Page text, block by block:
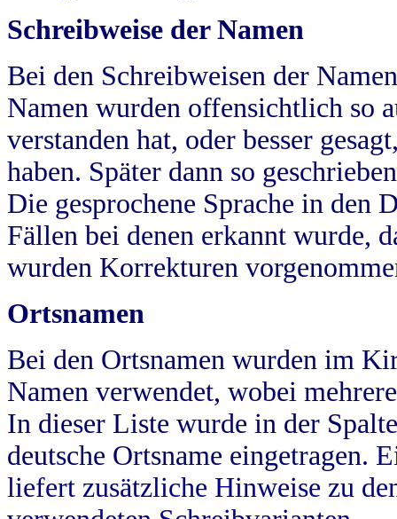
Schreibweise der Namen
Bei den Schreibweisen der
Namen wurden offensichtlich so
verstanden hat, oder besser
haben. Später dann so
Die gesprochene Sprache in
Fällen bei denen erkannt wurde,
wurden Korrekturen
Ortsnamen
Bei den Ortsnamen wurden im
Namen verwendet, wobei
In dieser Liste wurde in der
deutsche Ortsname eingetragen.
liefert zusätzliche Hinweise zu